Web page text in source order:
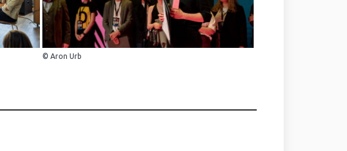
© Aron Urb